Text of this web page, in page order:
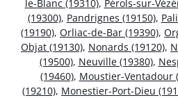
le-Blanc (19310), Pérols-sur-
(19300), Pandrignes (19150),
(19190), Orliac-de-Bar (19390),
Objat (19130), Nonards (19120),
(19500), Neuville (19380),
(19460), Moustier-Ventadour
(19210), Monestier-Port-Dieu